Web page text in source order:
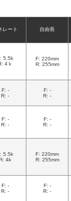
レート 自由長
5.5k
4ｋ
F: 220mm
R: 255mm
F: -
R: -
F: -
R: -
F: -
R: -
F: -
R: -
5.5k
4k
F: 220mm
R: 255mm
F: -
R: -
F: -
R: -